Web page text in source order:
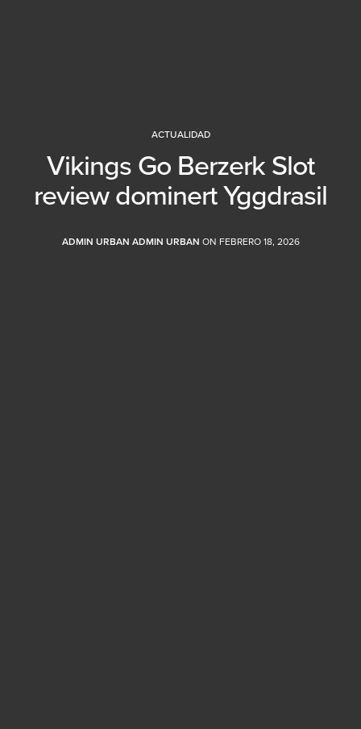
ACTUALIDAD
Vikings Go Berzerk Slot
review dominert Yggdrasil
ADMIN URBAN ADMIN URBAN ON FEBRERO 18, 2026